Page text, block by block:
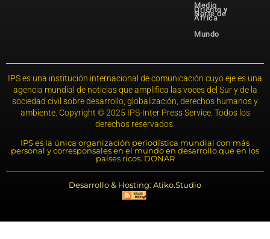
Medio
Oriente y
Norte de
África
Mundo
IPS es una institución internacional de comunicación cuyo eje es una
agencia mundial de noticias que amplifica las voces del Sur y de la
sociedad civil sobre desarrollo, globalización, derechos humanos y
ambiente. Copyright © 2025 IPS-Inter Press Service. Todos los
derechos reservados.
IPS es la única organización periodística mundial con más
personal y corresponsales en el mundo en desarrollo que en los
países ricos. DONAR
Desarrollo & Hosting: Atiko.Studio